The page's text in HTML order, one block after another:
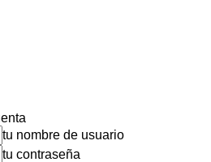
tu nombre de usuario
tu contraseña